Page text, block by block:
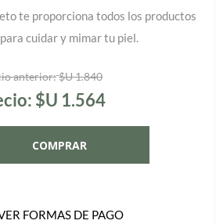
te proporciona todos los productos
cuidar y mimar tu piel.
anterior:$U 1.840
$U 1.564
FORMAS DE PAGO